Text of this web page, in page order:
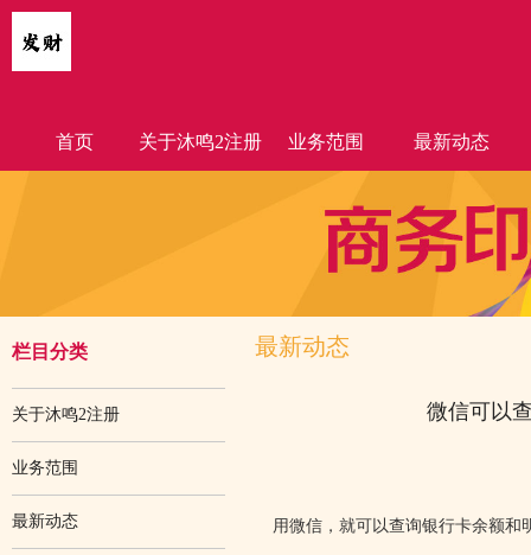
首页 关于沐鸣2注册 业务范围 最新动态
栏目分类
关于沐鸣2注册
业务范围
最新动态
最新动态
微信可以
用微信，就可以查询银行卡余额